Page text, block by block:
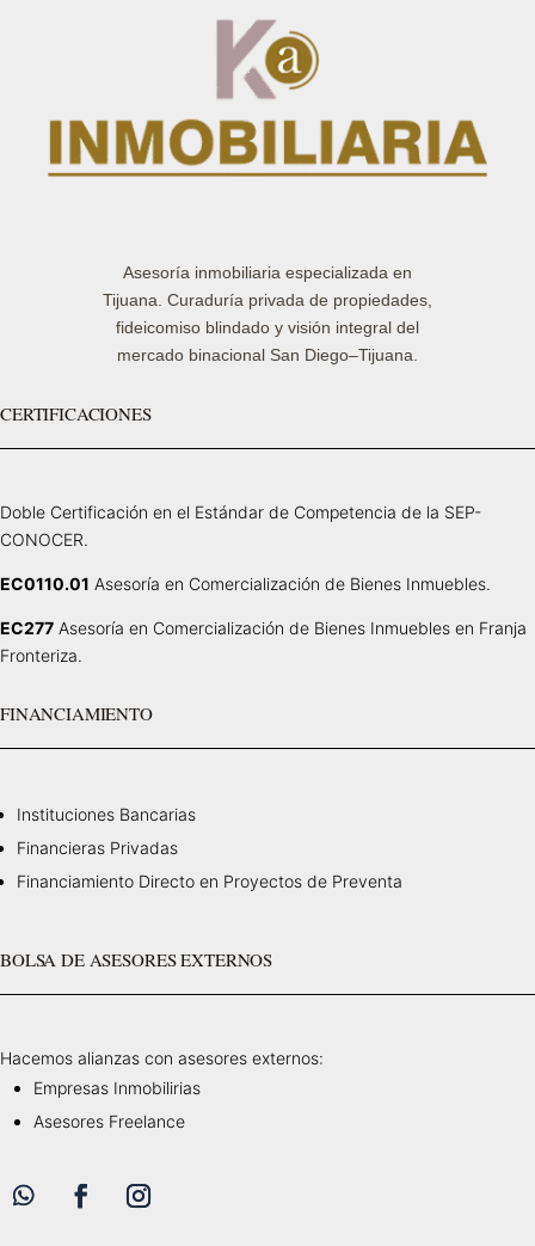
Asesoría inmobiliaria especializada en
Tijuana. Curaduría privada de propiedades,
fideicomiso blindado y visión integral del
mercado binacional San Diego–Tijuana.
CERTIFICACIONES
Doble Certificación en el Estándar de Competencia de la SEP-
CONOCER.
EC0110.01 Asesoría en Comercialización de Bienes Inmuebles.
EC277 Asesoría en Comercialización de Bienes Inmuebles en Franja
Fronteriza.
FINANCIAMIENTO
Instituciones Bancarias
Financieras Privadas
Financiamiento Directo en Proyectos de Preventa
BOLSA DE ASESORES EXTERNOS
Hacemos alianzas con asesores externos:
Empresas Inmobilirias
Asesores Freelance